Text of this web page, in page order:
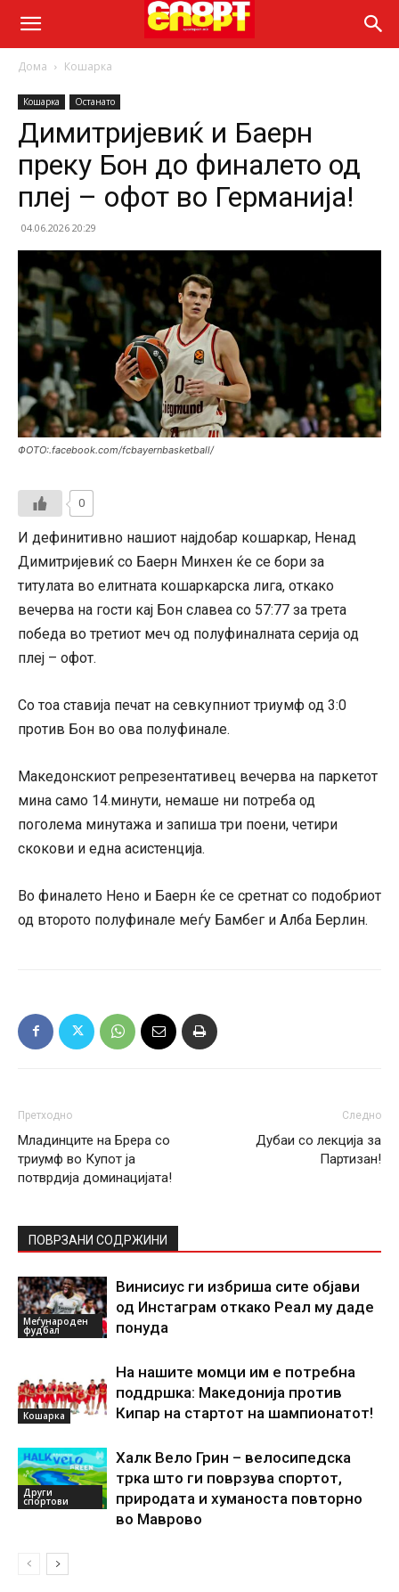
Дома Кошарка
Кошарка Останато
Димитријевиќ и Баерн
преку Бон до финалето од
плеј – офот во Германија!
04.06.2026 20:29
ФОТО:.facebook.com/fcbayernbasketball/
0
И дефинитивно нашиот најдобар кошаркар, Ненад
Димитријевиќ со Баерн Минхен ќе се бори за
титулата во елитната кошаркарска лига, откако
вечерва на гости кај Бон славеа со 57:77 за трета
победа во третиот меч од полуфиналната серија од
плеј – офот.
Со тоа ставија печат на севкупниот триумф од 3:0
против Бон во ова полуфинале.
Македонскиот репрезентативец вечерва на паркетот
мина само 14.минути, немаше ни потреба од
поголема минутажа и запиша три поени, четири
скокови и една асистенција.
Во финалето Нено и Баерн ќе се сретнат со подобриот
од второто полуфинале меѓу Бамбег и Алба Берлин.
Претходно
Младинците на Брера со
триумф во Купот ја
потврдија доминацијата!
Следно
Дубаи со лекција за
Партизан!
ПОВРЗАНИ СОДРЖИНИ
Меѓународен
фудбал
Винисиус ги избриша сите објави
од Инстаграм откако Реал му даде
понуда
Кошарка
На нашите момци им е потребна
поддршка: Македонија против
Кипар на стартот на шампионатот!
Други
спортови
Халк Вело Грин – велосипедска
трка што ги поврзува спортот,
природата и хуманоста повторно
во Маврово